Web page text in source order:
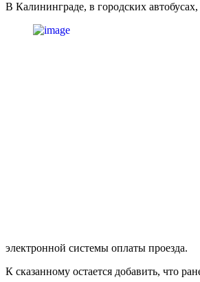
В Калининграде, в городских
электронной системы оплаты проезда.
К сказанному остается добавить, что